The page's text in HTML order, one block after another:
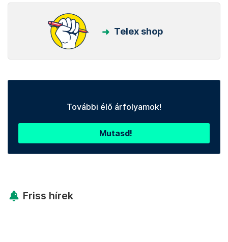
Telex shop
További élő árfolyamok!
Mutasd!
Friss hírek